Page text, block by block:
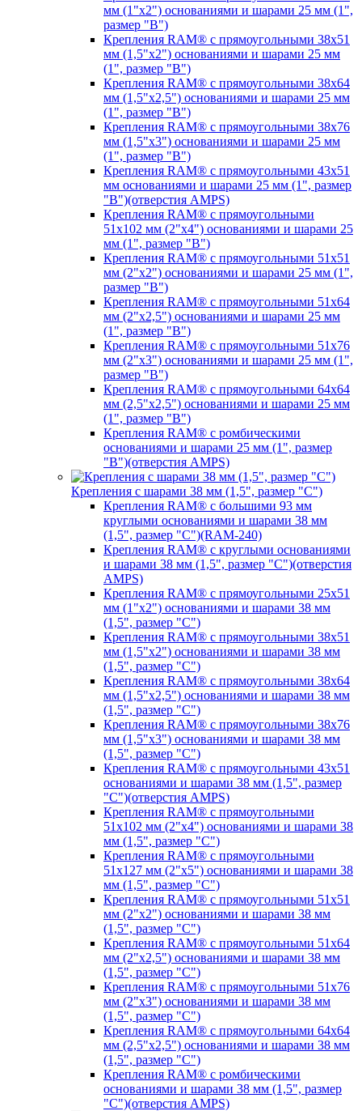
мм (1"х2") основаниями и шарами 25 мм (1",
размер "B")
Крепления RAM® с прямоугольными 38х51
мм (1,5"х2") основаниями и шарами 25 мм
(1", размер "B")
Крепления RAM® с прямоугольными 38х64
мм (1,5"х2,5") основаниями и шарами 25 мм
(1", размер "B")
Крепления RAM® с прямоугольными 38х76
мм (1,5"х3") основаниями и шарами 25 мм
(1", размер "B")
Крепления RAM® с прямоугольными 43x51
мм основаниями и шарами 25 мм (1", размер
"B")(отверстия AMPS)
Крепления RAM® с прямоугольными
51х102 мм (2"х4") основаниями и шарами 25
мм (1", размер "B")
Крепления RAM® с прямоугольными 51х51
мм (2"х2") основаниями и шарами 25 мм (1",
размер "B")
Крепления RAM® с прямоугольными 51х64
мм (2"х2,5") основаниями и шарами 25 мм
(1", размер "B")
Крепления RAM® с прямоугольными 51х76
мм (2"х3") основаниями и шарами 25 мм (1",
размер "B")
Крепления RAM® с прямоугольными 64х64
мм (2,5"х2,5") основаниями и шарами 25 мм
(1", размер "B")
Крепления RAM® с ромбическими
основаниями и шарами 25 мм (1", размер
"B")(отверстия AMPS)
Крепления с шарами 38 мм (1,5", размер "C")
Крепления RAM® с большими 93 мм
круглыми основаниями и шарами 38 мм
(1,5", размер "C")(RAM-240)
Крепления RAM® с круглыми основаниями
и шарами 38 мм (1,5", размер "C")(отверстия
AMPS)
Крепления RAM® с прямоугольными 25х51
мм (1"х2") основаниями и шарами 38 мм
(1,5", размер "C")
Крепления RAM® с прямоугольными 38х51
мм (1,5"х2") основаниями и шарами 38 мм
(1,5", размер "C")
Крепления RAM® с прямоугольными 38х64
мм (1,5"х2,5") основаниями и шарами 38 мм
(1,5", размер "C")
Крепления RAM® с прямоугольными 38х76
мм (1,5"х3") основаниями и шарами 38 мм
(1,5", размер "C")
Крепления RAM® с прямоугольными 43х51
основаниями и шарами 38 мм (1,5", размер
"C")(отверстия AMPS)
Крепления RAM® с прямоугольными
51х102 мм (2"х4") основаниями и шарами 38
мм (1,5", размер "C")
Крепления RAM® с прямоугольными
51х127 мм (2"х5") основаниями и шарами 38
мм (1,5", размер "C")
Крепления RAM® с прямоугольными 51х51
мм (2"х2") основаниями и шарами 38 мм
(1,5", размер "C")
Крепления RAM® с прямоугольными 51х64
мм (2"х2,5") основаниями и шарами 38 мм
(1,5", размер "C")
Крепления RAM® с прямоугольными 51х76
мм (2"х3") основаниями и шарами 38 мм
(1,5", размер "C")
Крепления RAM® с прямоугольными 64х64
мм (2,5"х2,5") основаниями и шарами 38 мм
(1,5", размер "C")
Крепления RAM® с ромбическими
основаниями и шарами 38 мм (1,5", размер
"C")(отверстия AMPS)